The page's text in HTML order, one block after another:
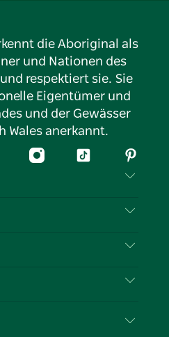
die Aboriginal als
und Nationen des
respektiert sie. Sie
Eigentümer und
und der Gewässer
Wales anerkannt.
InstagramTikTok